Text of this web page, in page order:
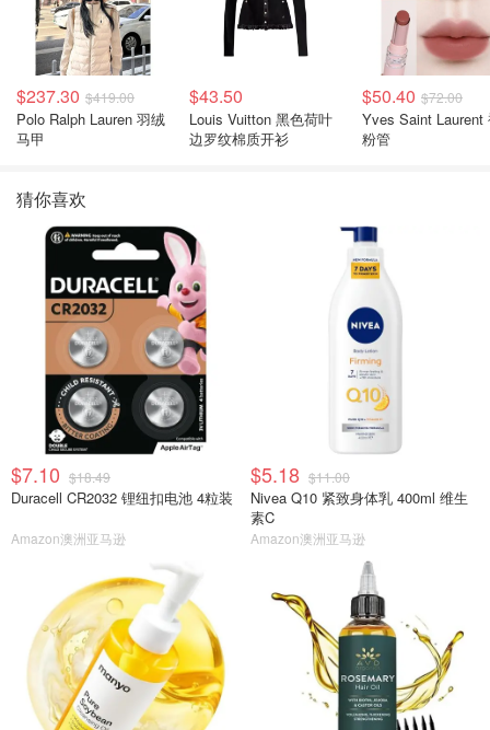
$237.30 $419.00
Polo Ralph Lauren 羽绒
马甲
$43.50
Louis Vuitton 黑色荷叶
边罗纹棉质开衫
$50.40 $72.00
Yves Saint Laurent
粉管
猜你喜欢
$7.10 $18.49
Duracell CR2032 锂纽扣电池 4粒装
Amazon澳洲亚马逊
$5.18 $11.00
Nivea Q10 紧致身体乳 400ml 维生
素C
Amazon澳洲亚马逊